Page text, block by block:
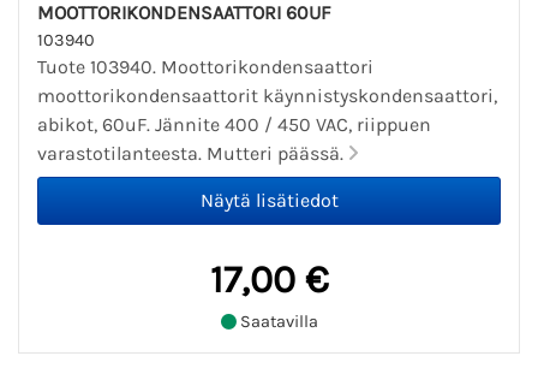
MOOTTORIKONDENSAATTORI 60UF
103940
Tuote 103940. Moottorikondensaattori
moottorikondensaattorit käynnistyskondensaattori,
abikot, 60uF. Jännite 400 / 450 VAC, riippuen
varastotilanteesta. Mutteri päässä.
17,00 €
Saatavilla